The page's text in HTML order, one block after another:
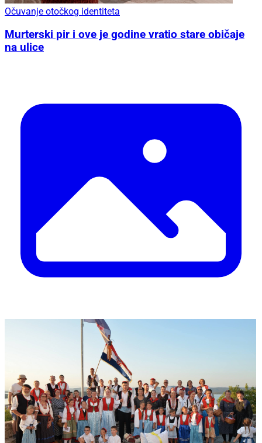
Očuvanje otočkog identiteta
Murterski pir i ove je godine vratio stare običaje
na ulice